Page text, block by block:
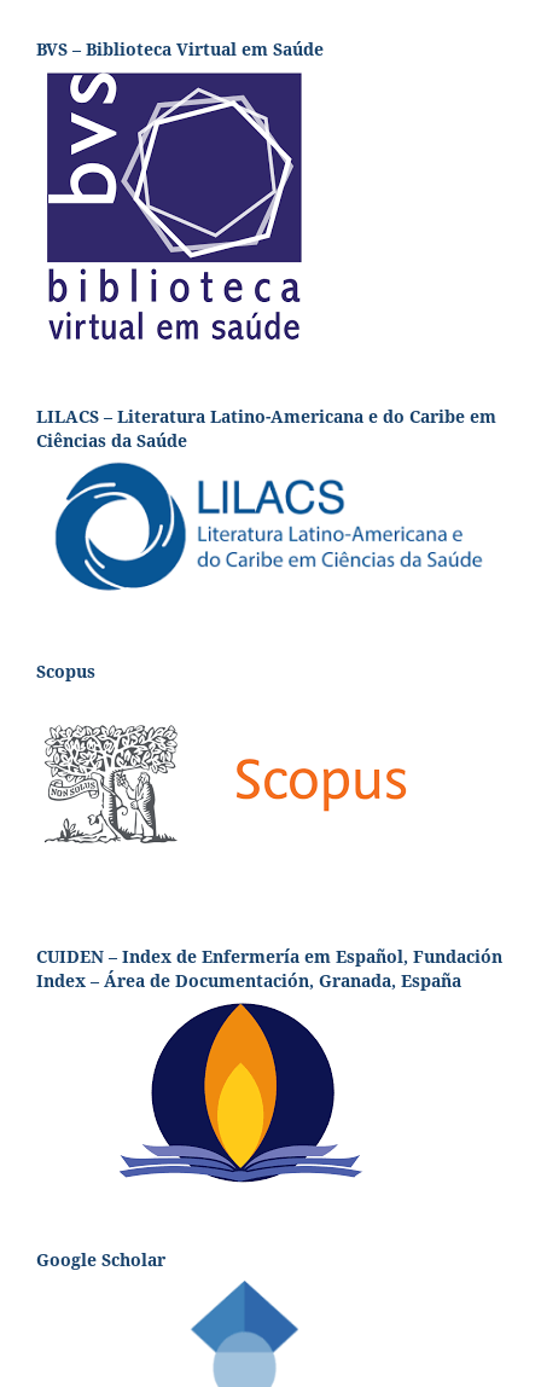
BVS – Biblioteca Virtual em Saúde
LILACS – Literatura Latino-Americana e do Caribe em
Ciências da Saúde
Scopus
CUIDEN – Index de Enfermería em Español, Fundación
Index – Área de Documentación, Granada, España
Google Scholar